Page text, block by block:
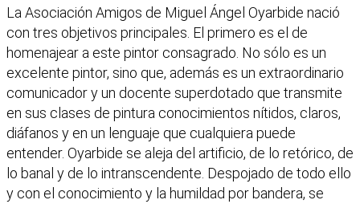
La Asociación Amigos de Miguel Ángel Oyarbide nació
con tres objetivos principales. El primero es el de
homenajear a este pintor consagrado. No sólo es un
excelente pintor, sino que, además es un extraordinario
comunicador y un docente superdotado que transmite
en sus clases de pintura conocimientos nítidos, claros,
diáfanos y en un lenguaje que cualquiera puede
entender. Oyarbide se aleja del artificio, de lo retórico, de
lo banal y de lo intranscendente. Despojado de todo ello
y con el conocimiento y la humildad por bandera, se